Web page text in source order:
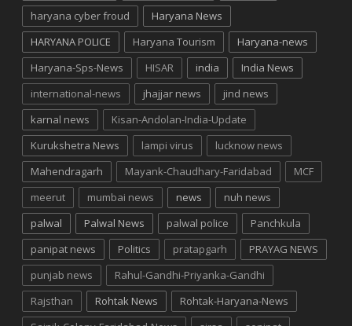
haryana cyber froud
Haryana News
HARYANA POLICE
Haryana Tourism
Haryana-news
Haryana-Sps-News
HISAR india
India News
international-news
jhajjar news
jind news
karnal news
Kisan-Andolan-India-Update
Kurukshetra News
lampi virus
lucknow news
Mahendragarh
Mayank-Chaudhary-Faridabad
MCF
meerut
mumbai news news
nuh news
palwal
Palwal News palwal police
Panchkula
panipat news
Politics pratapgarh
PRAYAG NEWS
punjab news
Rahul-Gandhi-Priyanka-Gandhi
Rajsthan
Rohtak News
Rohtak-Haryana-News